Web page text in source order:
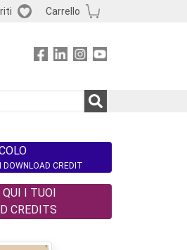
Carrello
CREDIT
I TUOI
CREDITS